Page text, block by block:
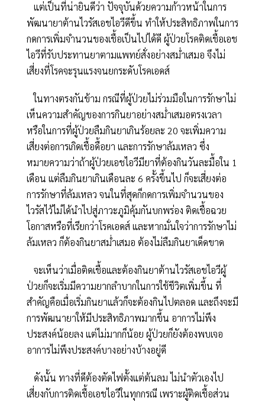
แต่เป็นที่น่ายินดีว่า ปัจจุบันด้วยความก้าวหน้าในการ
พัฒนายาต้านไวรัสเอชไอวีดีขึ้น ทำให้ประสิทธิภาพในการ
กดการเพิ่มจำนวนของเชื้อเป็นไปได้ดี ผู้ป่วยโรคติดเชื้อเอช
ไอวีที่รับประทานยาตามแพทย์สั่งอย่างสม่ำเสมอ จึงไม่
เสี่ยงที่โรคจะรุนแรงจนยกระดับโรคเอดส์
ในทางตรงกันข้าม กรณีที่ผู้ป่วยไม่ร่วมมือในการรักษาไม่
เห็นความสำคัญของการกินยาอย่างสม่ำเสมอตรงเวลา
หรือในการที่ผู้ป่วยลืมกินยาเกินร้อยละ 20 จะเพิ่มความ
เสี่ยงต่อการเกิดเชื้อดื้อยา และการรักษาล้มเหลว ซึ่ง
หมายความว่าถ้าผู้ป่วยเอชไอวีมียาที่ต้องกินวันละมื้อใน 1
เดือน แต่ลืมกินยาเกินเดือนละ 6 ครั้งขึ้นไป ก็จะเสี่ยงต่อ
การรักษาที่ล้มเหลว จนในที่สุดก็กดการเพิ่มจำนวนของ
ไวรัสไว้ไม่ได้นำไปสู่ภาวะภูมิคุ้มกันบกพร่อง ติดเชื้อฉวย
โอกาสหรือที่เรียกว่าโรคเอดส์ และหากมั่นใจว่าการรักษาไม่
ล้มเหลว ก็ต้องกินยาสม่ำเสมอ ต้องไม่ลืมกินยาเด็ดขาด
จะเห็นว่าเมื่อติดเชื้อและต้องกินยาต้านไวรัสเอชไอวีผู้
ป่วยก็จะเริ่มมีความยากลำบากในการใช้ชีวิตเพิ่มขึ้น ที่
สำคัญคือเมื่อเริ่มกินยาแล้วก็จะต้องกินไปตลอด และถึงจะมี
การพัฒนายาให้มีประสิทธิภาพมากขึ้น อาการไม่พึง
ประสงค์น้อยลง แต่ไม่มากก็น้อย ผู้ป่วยก็ยังต้องพบเจอ
อาการไม่พึงประสงค์บางอย่างบ้างอยู่ดี
ดังนั้น ทางที่ดีต้องตัดไฟตั้งแต่ต้นลม ไม่นำตัวเองไป
เสี่ยงกับการติดเชื้อเอชไอวีในทุกกรณี เพราะผู้ติดเชื้อส่วน